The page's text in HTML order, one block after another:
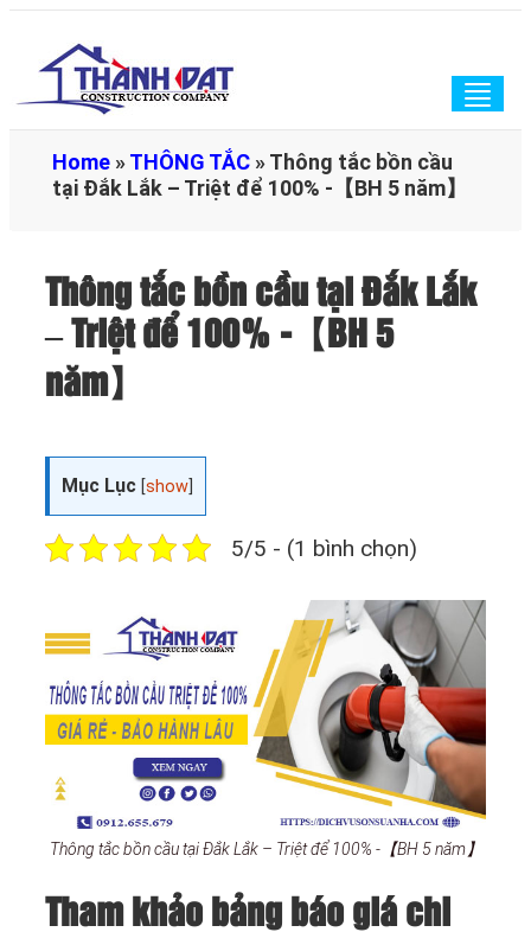
Home »THÔNG TẮC »Thông tắc bồn cầu
tại Đắk Lắk – Triệt để 100% -【BH 5 năm】
Thông tắc bồn cầu tại Đắk Lắk
– Triệt để 100% -【BH 5
năm】
Mục Lục [show
5/5 - (1 bình chọn)
Thông tắc bồn cầu tại Đắk Lắk – Triệt để 100% -【BH 5 năm】
Tham khảo bảng báo giá chi